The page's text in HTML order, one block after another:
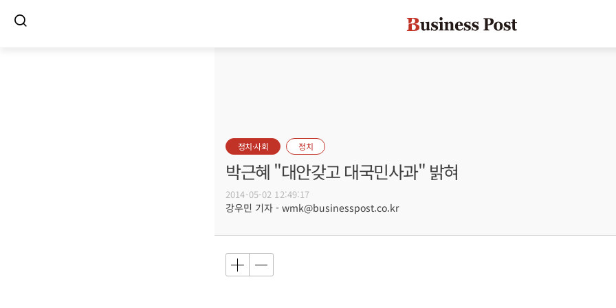
정치·사회 정치
박근혜 "대안갖고 대국민사과" 밝혀
2014-05-02 12:49:17
강우민 기자 - wmk@businesspost.co.kr